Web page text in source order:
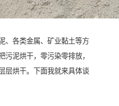
、各类金属、矿业黏土等方
污泥烘干，零污染零排放，
层烘干。下面我就来具体谈